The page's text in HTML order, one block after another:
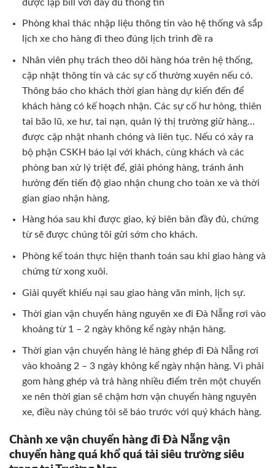
được lập bill với đầy đủ thông tin
Phòng khai thác nhập liệu thông tin vào hệ thống và sắp
lịch xe cho hàng đi theo đúng lịch trình đề ra
Nhân viên phụ trách theo dõi hàng hóa trên hệ thống,
cập nhật thông tin và các sự cố thường xuyên nếu có.
Thông báo cho khách thời gian hàng dự kiến đến để
khách hàng có kế hoạch nhận. Các sự cố hư hỏng, thiên
tai bão lũ, xe hư, tai nạn, quản lý thị trường giữ hàng…
được cập nhật nhanh chóng và liên tục. Nếu có xảy ra
bộ phận CSKH báo lại với khách, cùng khách và các
phòng ban xử lý triệt để, giải phóng hàng, tránh ảnh
hưởng đến tiến độ giao nhận chung cho toàn xe và thời
gian giao nhận hàng.
Hàng hóa sau khi được giao, ký biên bản đầy đủ, chứng
từ sẽ được chúng tôi gửi sớm cho khách.
Phòng kế toán thực hiện thanh toán sau khi giao hàng và
chứng từ xong xuôi.
Giải quyết khiếu nại sau giao hàng văn minh, lịch sự.
Thời gian vận chuyển hàng nguyên xe đi Đà Nẵng rơi vào
khoảng từ 1 – 2 ngày không kể ngày nhận hàng.
Thời gian vận chuyển hàng lẻ hàng ghép đi Đà Nẵng rơi
vào khoảng 2 – 3 ngày không kể ngày nhận hàng. Vì phải
gom hàng ghép và trả hàng nhiều điểm trên một chuyến
xe nên thời gian sẽ chậm hơn vận chuyển hàng nguyên
xe, điều này chúng tôi sẽ báo trước với quý khách hàng.
Chành xe vận chuyển hàng đi Đà Nẵng vận
chuyển hàng quá khổ quá tải siêu trường siêu